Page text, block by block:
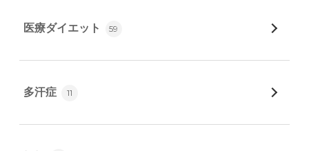
医療ダイエット 59
多汗症 11